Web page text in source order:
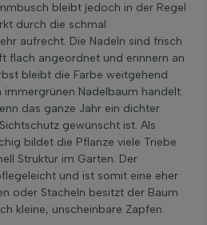
bleibt jedoch in der Regel
durch die schmal
aufrecht. Die Nadeln sind frisch
flach angeordnet und erinnern an
bleibt die Farbe weitgehend
Nadelbaum handelt.
das ganze Jahr ein dichter
gewünscht ist. Als
bildet die Pflanze viele Triebe
Struktur im Garten. Der
und ist somit eine eher
oder Stacheln besitzt der Baum
kleine, unscheinbare Zapfen.